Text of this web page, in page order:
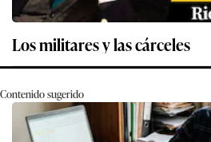
Los militares y las cárceles
Contenido sugerido